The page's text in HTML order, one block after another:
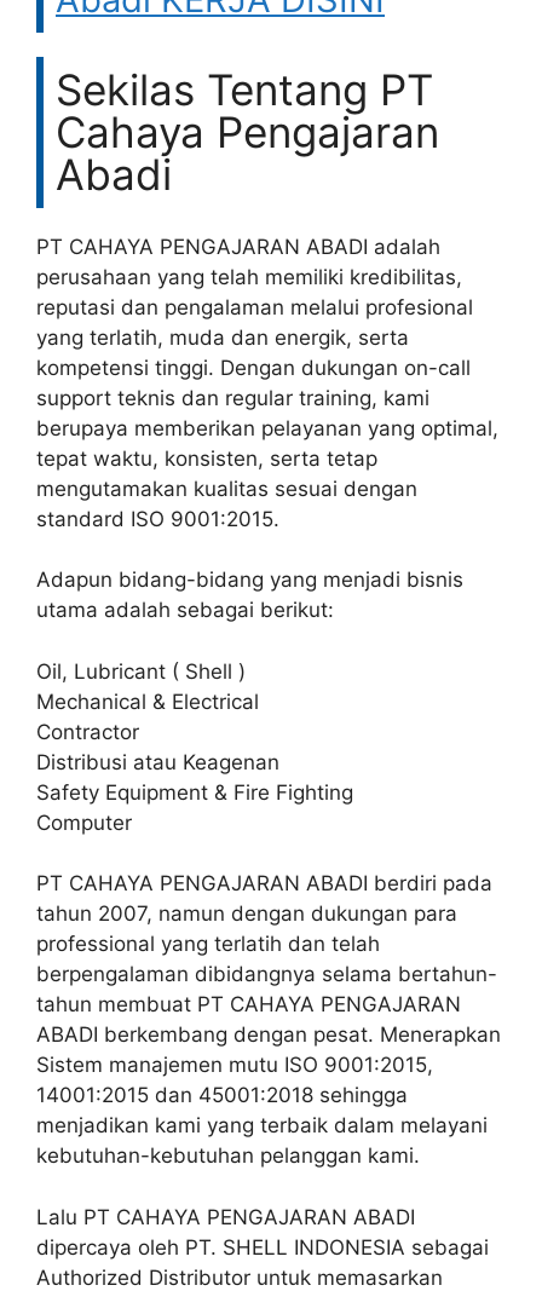
Sekilas Tentang PT
Cahaya Pengajaran
Abadi
PT CAHAYA PENGAJARAN ABADI adalah
perusahaan yang telah memiliki kredibilitas,
reputasi dan pengalaman melalui profesional
yang terlatih, muda dan energik, serta
kompetensi tinggi. Dengan dukungan on-call
support teknis dan regular training, kami
berupaya memberikan pelayanan yang optimal,
tepat waktu, konsisten, serta tetap
mengutamakan kualitas sesuai dengan
standard ISO 9001:2015.
Adapun bidang-bidang yang menjadi bisnis
utama adalah sebagai berikut:
Oil, Lubricant ( Shell )
Mechanical & Electrical
Contractor
Distribusi atau Keagenan
Safety Equipment & Fire Fighting
Computer
PT CAHAYA PENGAJARAN ABADI berdiri pada
tahun 2007, namun dengan dukungan para
professional yang terlatih dan telah
berpengalaman dibidangnya selama bertahun-
tahun membuat PT CAHAYA PENGAJARAN
ABADI berkembang dengan pesat. Menerapkan
Sistem manajemen mutu ISO 9001:2015,
14001:2015 dan 45001:2018 sehingga
menjadikan kami yang terbaik dalam melayani
kebutuhan-kebutuhan pelanggan kami.
Lalu PT CAHAYA PENGAJARAN ABADI
dipercaya oleh PT. SHELL INDONESIA sebagai
Authorized Distributor untuk memasarkan